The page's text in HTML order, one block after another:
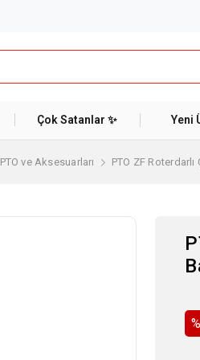
Çok Satanlar ✨ Yeni
PTO ve Aksesuarları PTO ZF
%